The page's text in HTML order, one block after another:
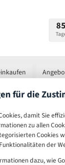
BS 2-800 Bi-
Bandsägeblatt
85
für die
damit Sie
zu allen
Cookies
der
dazu, wie